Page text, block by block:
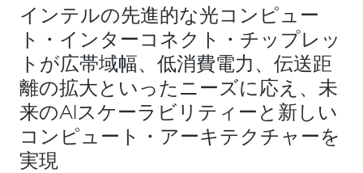
インテルの先進的な光コンピュー
ト・インターコネクト・チップレッ
トが広帯域幅、低消費電力、伝送距
離の拡大といったニーズに応え、未
来のAIスケーラビリティーと新しい
コンピュート・アーキテクチャーを
実現